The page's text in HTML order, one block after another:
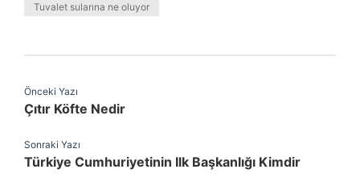
Tuvalet sularına ne oluyor
Önceki Yazı
Çıtır Köfte Nedir
Sonraki Yazı
Türkiye Cumhuriyetinin Ilk Başkanlığı Kimdir